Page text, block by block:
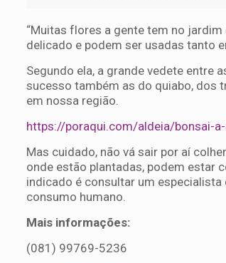
“Muitas flores a gente tem no
delicado e podem ser usadas tanto
Segundo ela, a grande vedete entre
sucesso também as do quiabo, dos
em nossa região.
https://poraqui.com/aldeia/bonsai-
Mas cuidado, não vá sair por aí
onde estão plantadas, podem estar
indicado é consultar um
consumo humano.
Mais informações:
(081) 99769-5236